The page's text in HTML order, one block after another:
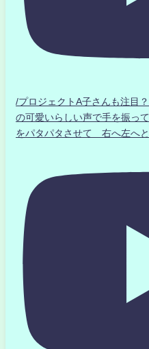
/プロジェクトA子さんも注
の可愛いらしい声で手を振っ
をパタパタさせて 右へ左へ